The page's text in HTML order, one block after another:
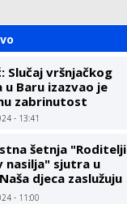
Slučaj vršnjačkog
u Baru izazvao je
zabrinutost
- 13:41
šetnja "Roditelji
nasilja" sjutra u
djeca zaslužuju
okruženje
- 11:00